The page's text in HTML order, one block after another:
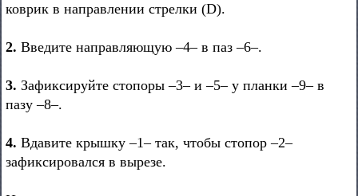
коврик в направлении стрелки (D).
2. Введите направляющую –4– в паз –6–.
3. Зафиксируйте стопоры –3– и –5– у планки –9– в
пазу –8–.
4. Вдавите крышку –1– так, чтобы стопор –2–
зафиксировался в вырезе.